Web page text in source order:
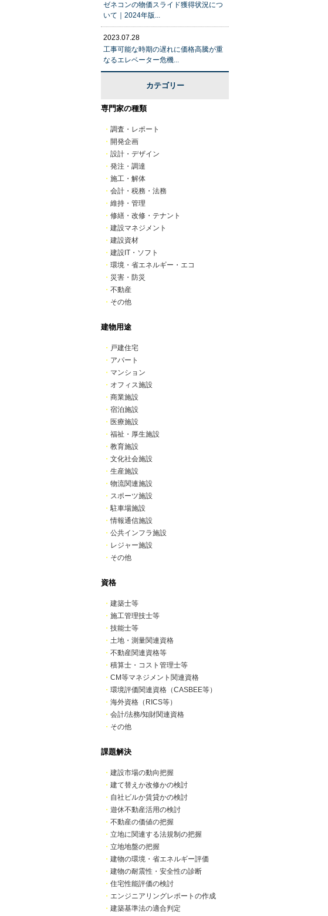
ゼネコンの物価スライド獲得状況につ
いて｜2024年版...
2023.07.28
工事可能な時期の遅れに価格高騰が重
なるエレベーター危機...
カテゴリー
専門家の種類
・ 調査・レポート
・ 開発企画
・ 設計・デザイン
・ 発注・調達
・ 施工・解体
・ 会計・税務・法務
・ 維持・管理
・ 修繕・改修・テナント
・ 建設マネジメント
・ 建設資材
・ 建設IT・ソフト
・ 環境・省エネルギー・エコ
・ 災害・防災
・ 不動産
・ その他
建物用途
・ 戸建住宅
・ アパート
・ マンション
・ オフィス施設
・ 商業施設
・ 宿泊施設
・ 医療施設
・ 福祉・厚生施設
・ 教育施設
・ 文化社会施設
・ 生産施設
・ 物流関連施設
・ スポーツ施設
・駐車場施設
・情報通信施設
・ 公共インフラ施設
・ レジャー施設
・ その他
資格
・ 建築士等
・ 施工管理技士等
・ 技能士等
・ 土地・測量関連資格
・ 不動産関連資格等
・ 積算士・コスト管理士等
・ CM等マネジメント関連資格
・ 環境評価関連資格（CASBEE等）
・ 海外資格（RICS等）
・ 会計/法務/知財関連資格
・ その他
課題解決
・ 建設市場の動向把握
・ 建て替えか改修かの検討
・ 自社ビルか賃貸かの検討
・ 遊休不動産活用の検討
・ 不動産の価値の把握
・ 立地に関連する法規制の把握
・ 立地地盤の把握
・ 建物の環境・省エネルギー評価
・ 建物の耐震性・安全性の診断
・ 住宅性能評価の検討
・ エンジニアリングレポートの作成
・ 建築基準法の適合判定